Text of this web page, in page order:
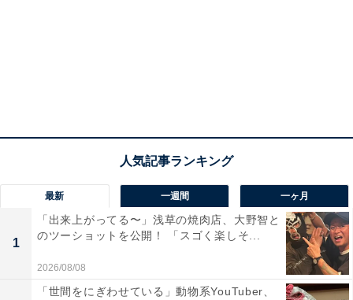
最新 一週間 一ヶ月
1
「出来上がってる〜」浅草の焼肉店、大野智と
のツーショットを公開！ 「スゴく楽しそ...
2026/08/08
「世間をにぎわせている」動物系YouTuber、